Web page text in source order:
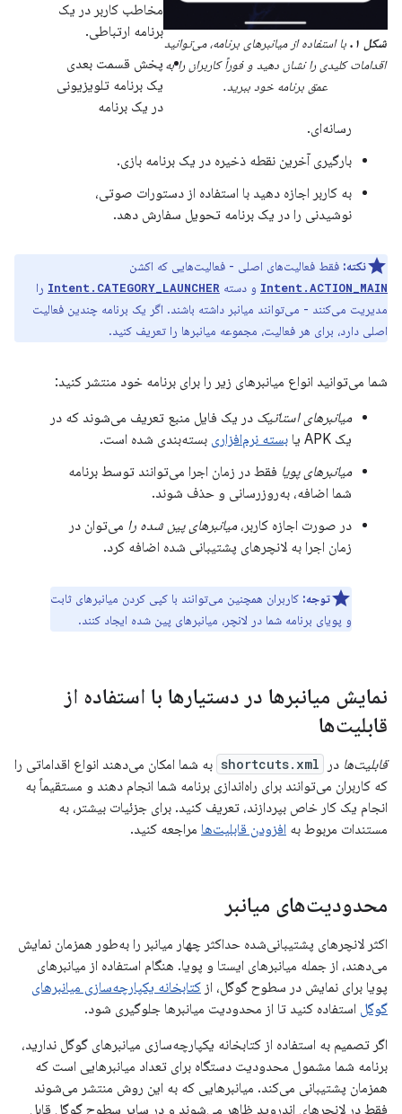
شکل ۱.
با استفاده از میانبرهای برنامه، می‌توانید
اقدامات کلیدی را نشان دهید و فوراً کاربران را به
عمق برنامه خود ببرید.
مخاطب کاربر در یک
برنامه ارتباطی.
پخش قسمت بعدی
یک برنامه تلویزیونی
در یک برنامه
رسانه‌ای.
بارگیری آخرین نقطه ذخیره در یک برنامه بازی.
به کاربر اجازه دهید با استفاده از دستورات صوتی،
نوشیدنی را در یک برنامه تحویل سفارش دهد.
نکته: فقط فعالیت‌های اصلی - فعالیت‌هایی که اکشن
Intent.ACTION_MAIN و دسته Intent.CATEGORY_LAUNCHER را
مدیریت می‌کنند - می‌توانند میانبر داشته باشند. اگر یک برنامه چندین فعالیت
اصلی دارد، برای هر فعالیت، مجموعه میانبرها را تعریف کنید.
شما می‌توانید انواع میانبرهای زیر را برای برنامه خود منتشر کنید:
میانبرهای استاتیک در یک فایل منبع تعریف می‌شوند که در
یک APK یا
بسته نرم‌افزاری بسته‌بندی شده است.
میانبرهای پویا فقط در زمان اجرا می‌توانند توسط برنامه
شما اضافه، به‌روزرسانی و حذف شوند.
در صورت اجازه کاربر، میانبرهای پین شده را می‌توان در
زمان اجرا به لانچرهای پشتیبانی شده اضافه کرد.
توجه: کاربران همچنین می‌توانند با کپی کردن میانبرهای ثابت
و پویای برنامه شما در لانچر، میانبرهای پین شده ایجاد کنند.
نمایش میانبرها در دستیارها با استفاده از
قابلیت‌ها
قابلیت‌ها در shortcuts.xml به شما امکان می‌دهند انواع اقداماتی را
که کاربران می‌توانند برای راه‌اندازی برنامه شما انجام دهند و مستقیماً به
انجام یک کار خاص بپردازند، تعریف کنید. برای جزئیات بیشتر، به
مستندات مربوط به افزودن قابلیت‌ها مراجعه کنید.
محدودیت‌های میانبر
اکثر لانچرهای پشتیبانی‌شده حداکثر چهار میانبر را به‌طور همزمان نمایش
می‌دهند، از جمله میانبرهای ایستا و پویا. هنگام استفاده از میانبرهای
پویا برای نمایش در سطوح گوگل، از کتابخانه یکپارچه‌سازی میانبرهای
گوگل استفاده کنید تا از محدودیت میانبرها جلوگیری شود.
اگر تصمیم به استفاده از کتابخانه یکپارچه‌سازی میانبرهای گوگل ندارید،
برنامه شما مشمول محدودیت دستگاه برای تعداد میانبرهایی است که
همزمان پشتیبانی می‌کند. میانبرهایی که به این روش منتشر می‌شوند
فقط در لانچرهای اندروید ظاهر می‌شوند و در سایر سطوح گوگل قابل